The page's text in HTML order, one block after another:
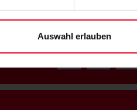
Auswahl erlauben